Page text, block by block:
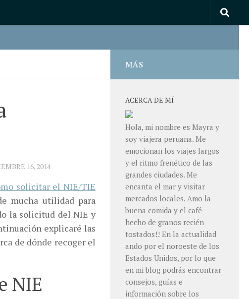
16, 2014
solicitar el NIE/TIE
mucha utilidad para
la solicitud del NIE y
explicaré las
de dónde recoger el
NIE
MÁS
ACERCA DE MÍ
Hola, mi nombre es Mayra y
soy viajera peruana. Me
emocionan los viajes largos
y el ritmo frenético de las
grandes ciudades. Me
encanta el mar y visitar
mercados locales. Amo la
buena comida y el café
hecho de granos recién
tostados!! En la actualidad
ando por el noroeste de los
Estados Unidos, por lo que
en mi blog podrás encontrar
consejos, guías e
información sobre los